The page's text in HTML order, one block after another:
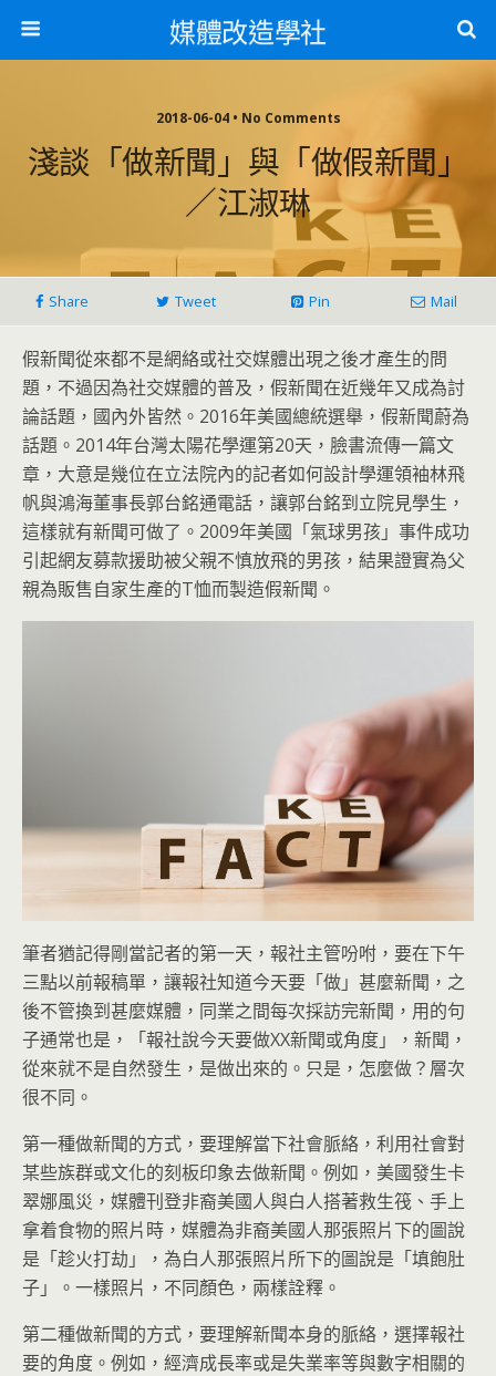
媒體改造學社
2018-06-04 • No Comments
淺談「做新聞」與「做假新聞」
／江淑琳
Share Tweet Pin Mail
假新聞從來都不是網絡或社交媒體出現之後才產生的問
題，不過因為社交媒體的普及，假新聞在近幾年又成為討
論話題，國內外皆然。2016年美國總統選舉，假新聞蔚為
話題。2014年台灣太陽花學運第20天，臉書流傳一篇文
章，大意是幾位在立法院內的記者如何設計學運領袖林飛
帆與鴻海董事長郭台銘通電話，讓郭台銘到立院見學生，
這樣就有新聞可做了。2009年美國「氣球男孩」事件成功
引起網友募款援助被父親不慎放飛的男孩，結果證實為父
親為販售自家生產的T恤而製造假新聞。
筆者猶記得剛當記者的第一天，報社主管吩咐，要在下午
三點以前報稿單，讓報社知道今天要「做」甚麼新聞，之
後不管換到甚麼媒體，同業之間每次採訪完新聞，用的句
子通常也是，「報社說今天要做XX新聞或角度」，新聞，
從來就不是自然發生，是做出來的。只是，怎麼做？層次
很不同。
第一種做新聞的方式，要理解當下社會脈絡，利用社會對
某些族群或文化的刻板印象去做新聞。例如，美國發生卡
翠娜風災，媒體刊登非裔美國人與白人搭著救生筏、手上
拿着食物的照片時，媒體為非裔美國人那張照片下的圖說
是「趁火打劫」，為白人那張照片所下的圖說是「填飽肚
子」。一樣照片，不同顏色，兩樣詮釋。
第二種做新聞的方式，要理解新聞本身的脈絡，選擇報社
要的角度。例如，經濟成長率或是失業率等與數字相關的